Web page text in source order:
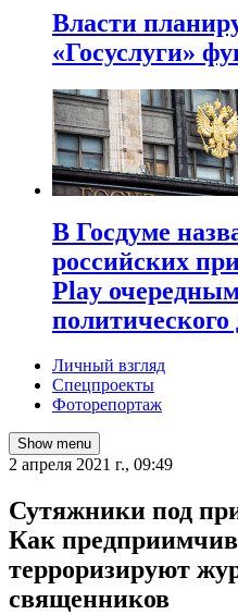
Власти
«Госуслуги»
В Госдуме
российских
Play
политического
Личный взгляд
Спецпроекты
Фоторепортаж
Show menu
2 апреля 2021 г., 09:49
​Сутяжники под
Как
терроризируют
священников